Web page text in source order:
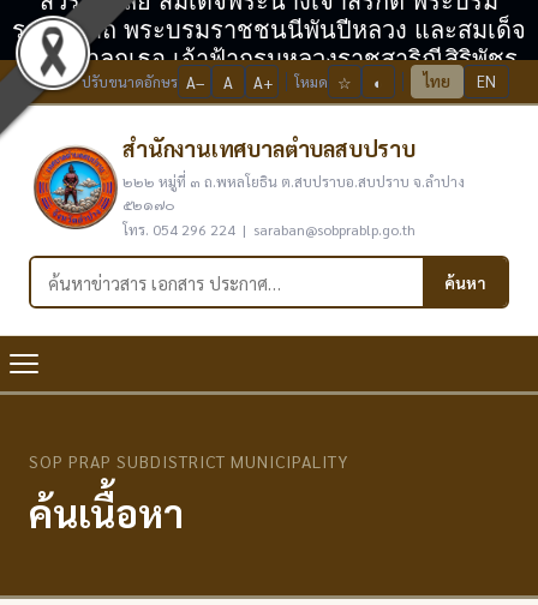
ราชินีนาถ พระบรมราชชนนีพันปีหลวง และสมเด็จ
พระเจ้าลูกเธอ เจ้าฟ้ากรมหลวงราชสาริณีสิริพัชร
มหาวัชรราชธิดา
ปรับขนาดอักษร A− A A+ โหมด ☆ ◐ ไทย EN
สำนักงานเทศบาลตำบลสบปราบ
๒๒๒ หมู่ที่ ๓ ถ.พหลโยธิน ต.สบปราบอ.สบปราบ จ.ลำปาง
๕๒๑๗๐
โทร. 054 296 224 | saraban@sobprablp.go.th
ค้นหาในเว็บไซต์ ค้นหา
SOP PRAP SUBDISTRICT MUNICIPALITY
ค้นเนื้อหา